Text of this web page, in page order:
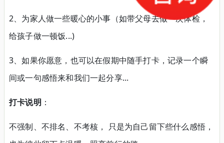
2、为家人做一些暖心的小事（如带父母去做一次体检，
给孩子做一顿饭...)
3、如果你愿意，也可以在假期中随手打卡，记录一个瞬
间或一句感悟来和我们一起分享...
打卡说明 ：
不强制、不排名、不考核， 只是为自己留下些什么感悟，